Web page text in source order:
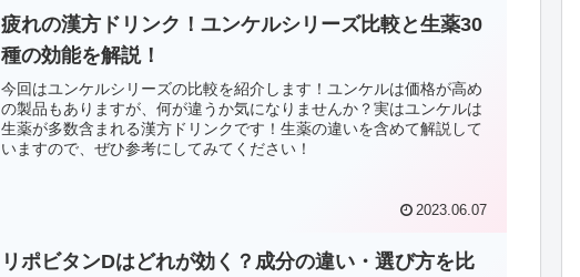
疲れの漢方ドリンク！ユンケルシリーズ比較と生薬30
種の効能を解説！
今回はユンケルシリーズの比較を紹介します！ユンケルは価格が高め
の製品もありますが、何が違うか気になりませんか？実はユンケルは
生薬が多数含まれる漢方ドリンクです！生薬の違いを含めて解説して
いますので、ぜひ参考にしてみてください！
2023.06.07
リポビタンDはどれが効く？成分の違い・選び方を比